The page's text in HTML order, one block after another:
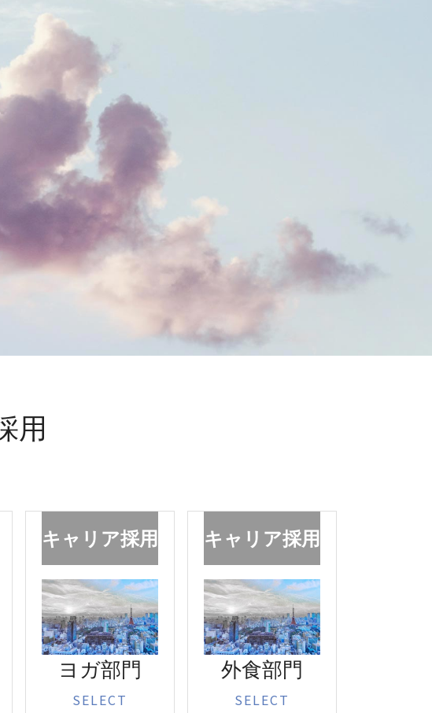
用
キャリア採用
ヨガ部門
SELECT
キャリア採用
外食部門
SELECT